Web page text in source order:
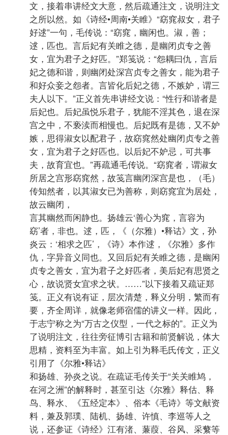
文，接着串讲经文大意，然后疏通注文，说明注文
之所以然。如《诗经•周南•关睢》“窈窕叔女，君子
好逑”一句，毛传说：“窈窕，幽闲也。淑，善；
逑，匹也。言后妃有关睢之德，是幽闭贞专之善
女，宜为君子之好匹。”郑笺说：“怨耦曰仇，言后
妃之德和谐，则幽闭处深宫贞专之善女，能为君子
和好众妾之怨者。言皆化后妃之德，不嫉妒，谓三
夫人以下。”正义首先串讲经文说：“性行和谐者是
后妃也。后妃虽悦乐君子，犹能不淫其色，退在深
宫之中，不亵渎而相慢也。后妃既有是德，又不妒
嫉，思得淑女以配君子，故窈窕然处幽闭贞专之善
女，宜为君子之好匹也。以后妃不妒忌，可共事
夫，故育宜也。”再疏通毛传说。“窈窕者，谓淑女
所居之宫形窈窕然，故笺言幽闭深宫是也，（毛）
传知然者，以其淑女已为善称，则窈窕宜为居处，
故云幽闭，
言其幽然而闲静也。扬雄云‘善心为窕，言容为
窈’者，非也。逑，匹，《（尔雅）•释诂》文，孙
炎云：‘相求之匹’，《诗》本作逑，《尔雅》多作
仇，字异音义同也。又回后妃有关睢之德，是幽闲
贞专之善女，宜为君子之好匹者，美后妃有思贤之
心，故说贤女宜求之状。……”以下接着又疏证郑
笺。正义有说有证，层次清楚，释义分明，繁而有
要，齐全周详，就像老师宿儒的讲义一样。因此，
于志宁称之为“万古之仪型，一代之标的”。正义为
了说明注文，往往旁征博引古籍和前贤解说，体大
思精，资料至为丰富。如上引为释毛氏传文，正义
引用了《尔雅•释诂》
和扬雄、孙炎之说。在疏证毛传关于“关关睢鸠，
在河之洲”的解释时，甚至引达《尔雅》释估、释
鸟、释水、《五经定本》、俗本《毛诗》等文献资
料，兼及郭璞、陆机、扬雄、许慎、李巡等人之
说，还参证《诗经》江有渚、蒹葭、谷风、采蘩等